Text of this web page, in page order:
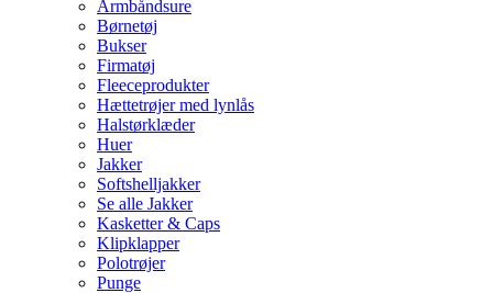
Armbåndsure
Børnetøj
Bukser
Firmatøj
Fleeceprodukter
Hættetrøjer med lynlås
Halstørklæder
Huer
Jakker
Softshelljakker
Se alle Jakker
Kasketter & Caps
Klipklapper
Polotrøjer
Punge